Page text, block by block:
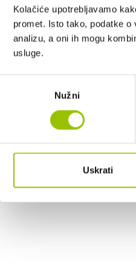
Kolačiće upotrebljavamo
promet. Isto tako, podatke
analizu, a oni ih mogu
usluge.
Nužni
Uskrati
13.02.2027
TERENSKO VOZILO
- SUV
DA